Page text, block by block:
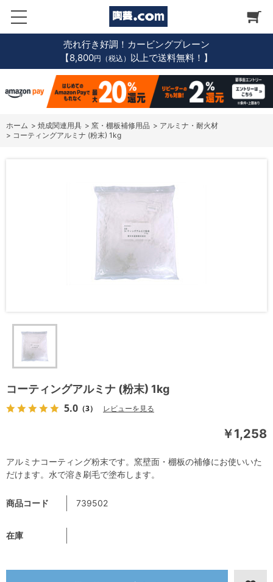
売れ行き好調！カービングプレーン
【8,800円（税込） 以上で送料無料！】
ホーム > 焼成関連用具 > 窯・棚板補修用品 > アルミナ・耐火材
> コーティングアルミナ (粉末) 1kg
コーティングアルミナ (粉末) 1kg
5.0 （3） レビューを見る
￥1,258
商品コード 739502
在庫
アルミナコーティング粉末です。窯壁面・棚板の補修にお使いいた
だけます。水で溶き刷毛で塗布します。